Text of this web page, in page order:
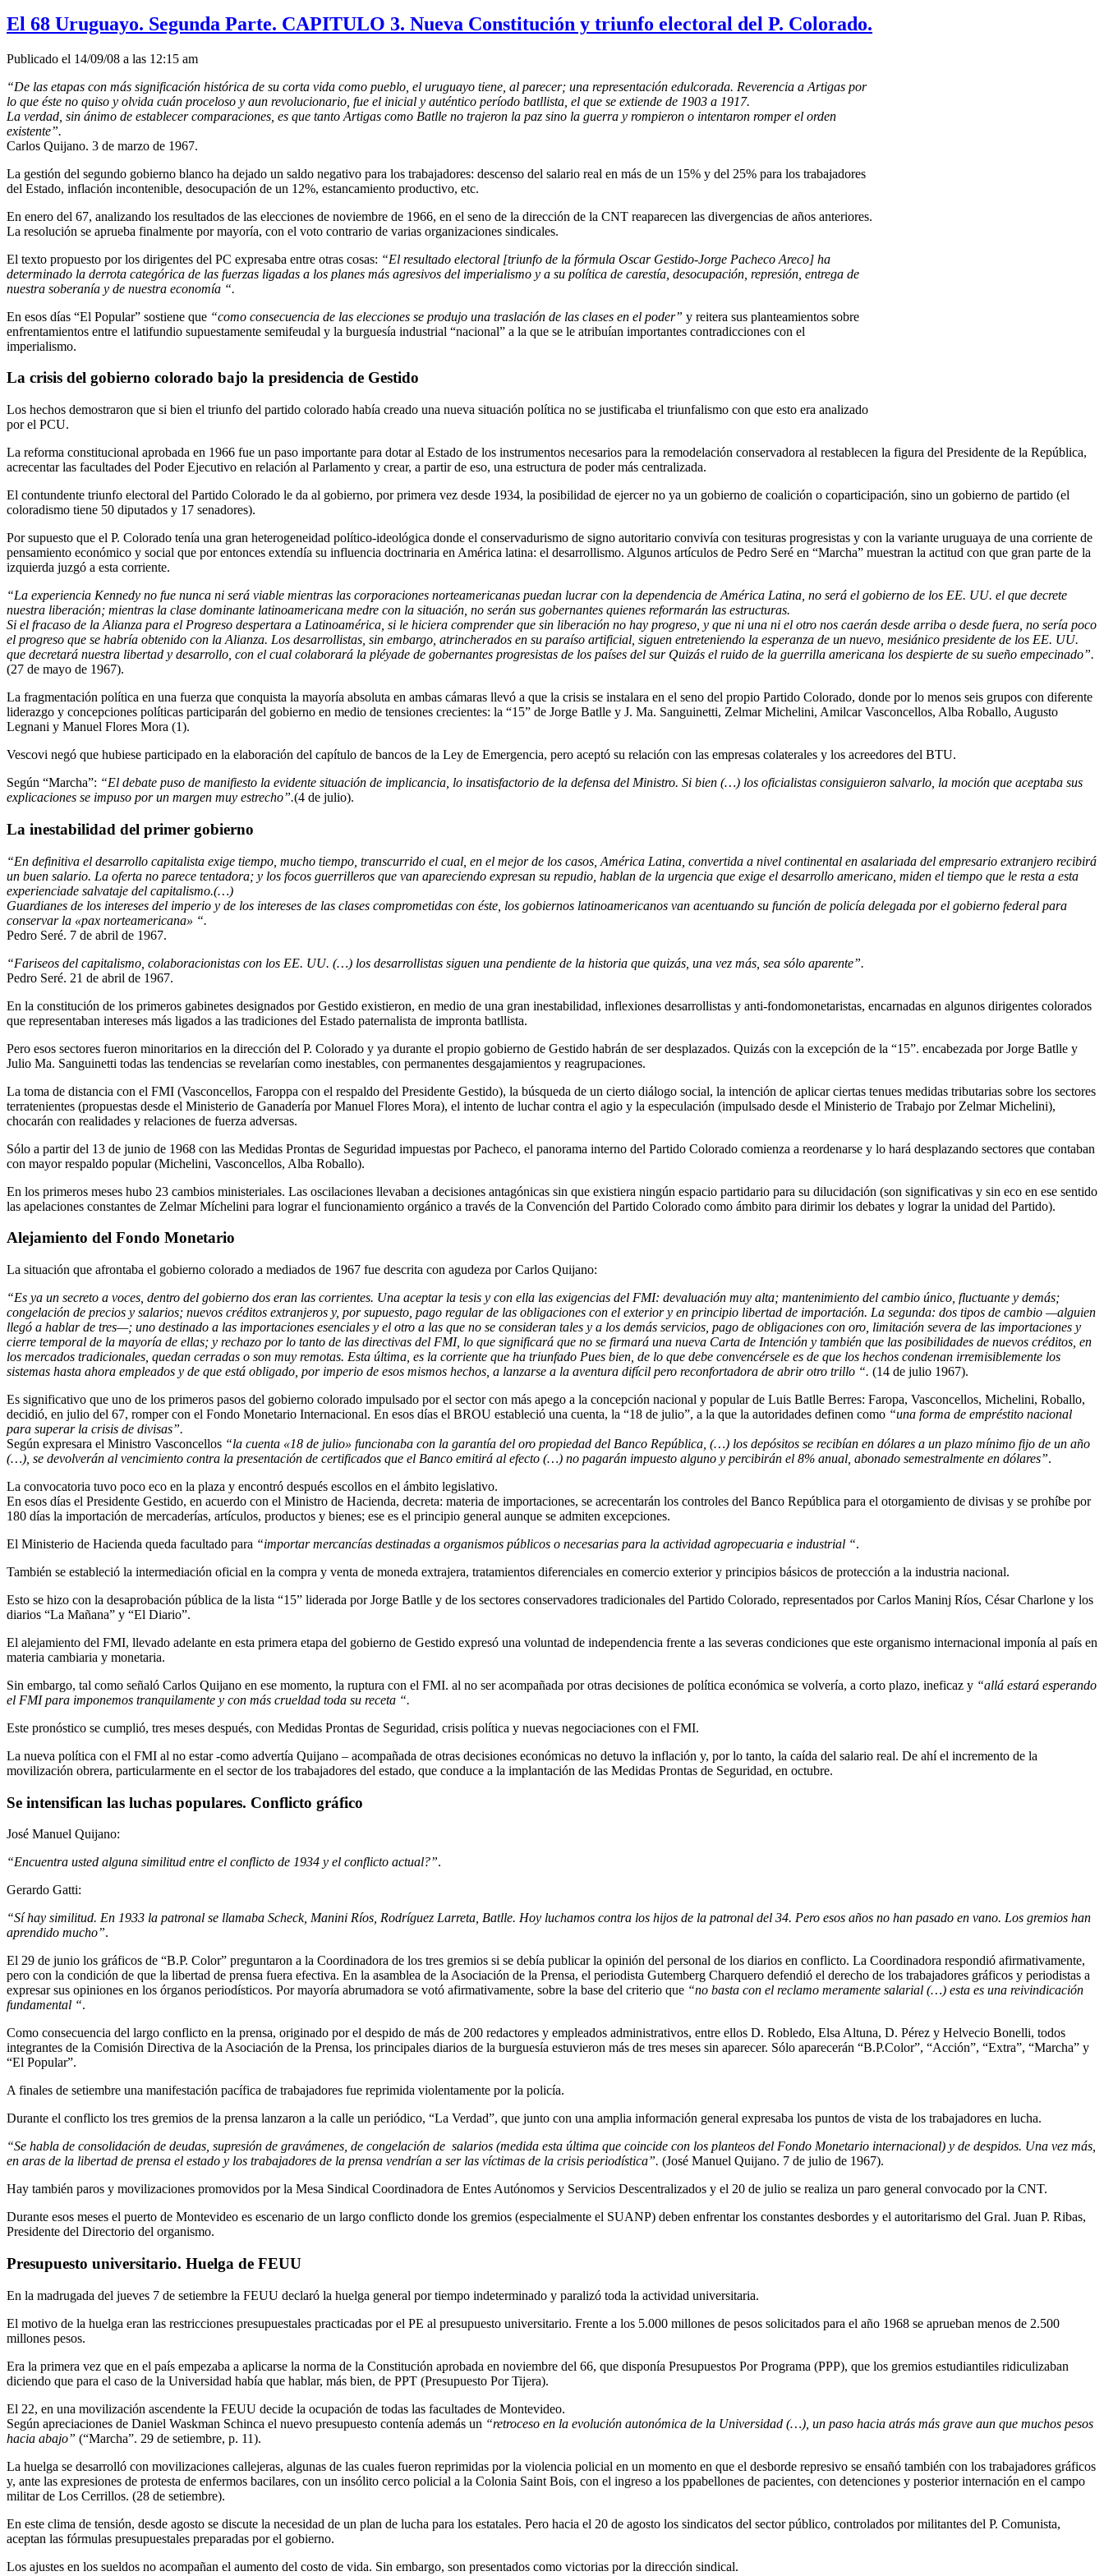
El 68 Uruguayo. Segunda Parte. CAPITULO 3. Nueva Constitución y triunfo electoral del P. Colorado.
Publicado el 14/09/08 a las 12:15 am
“De las etapas con más significación histórica de su corta vida como pueblo, el uruguayo tiene, al parecer; una representación edulcorada. Reverencia a Artigas por
lo que éste no quiso y olvida cuán proceloso y aun revolucionario, fue el inicial y auténtico período batllista, el que se extiende de 1903 a 1917.
La verdad, sin ánimo de establecer comparaciones, es que tanto Artigas como Batlle no trajeron la paz sino la guerra y rompieron o intentaron romper el orden
existente”.
Carlos Quijano. 3 de marzo de 1967.
La gestión del segundo gobierno blanco ha dejado un saldo negativo para los trabajadores: descenso del salario real en más de un 15% y del 25% para los trabajadores
del Estado, inflación incontenible, desocupación de un 12%, estancamiento productivo, etc.
En enero del 67, analizando los resultados de las elecciones de noviembre de 1966, en el seno de la dirección de la CNT reaparecen las divergencias de años anteriores.
La resolución se aprueba finalmente por mayoría, con el voto contrario de varias organizaciones sindicales.
El texto propuesto por los dirigentes del PC expresaba entre otras cosas: “El resultado electoral [triunfo de la fórmula Oscar Gestido-Jorge Pacheco Areco] ha
determinado la derrota categórica de las fuerzas ligadas a los planes más agresivos del imperialismo y a su política de carestía, desocupación, represión, entrega de
nuestra soberanía y de nuestra economía “.
En esos días “El Popular” sostiene que “como consecuencia de las elecciones se produjo una traslación de las clases en el poder” y reitera sus planteamientos sobre
enfrentamientos entre el latifundio supuestamente semifeudal y la burguesía industrial “nacional” a la que se le atribuían importantes contradicciones con el
imperialismo.
La crisis del gobierno colorado bajo la presidencia de Gestido
Los hechos demostraron que si bien el triunfo del partido colorado había creado una nueva situación política no se justificaba el triunfalismo con que esto era analizado
por el PCU.
La reforma constitucional aprobada en 1966 fue un paso importante para dotar al Estado de los instrumentos necesarios para la remodelación conservadora al restablecen la figura del Presidente de la República,
acrecentar las facultades del Poder Ejecutivo en relación al Parlamento y crear, a partir de eso, una estructura de poder más centralizada.
El contundente triunfo electoral del Partido Colorado le da al gobierno, por primera vez desde 1934, la posibilidad de ejercer no ya un gobierno de coalición o coparticipación, sino un gobierno de partido (el
coloradismo tiene 50 diputados y 17 senadores).
Por supuesto que el P. Colorado tenía una gran heterogeneidad político-ideológica donde el conservadurismo de signo autoritario convivía con tesituras progresistas y con la variante uruguaya de una corriente de
pensamiento económico y social que por entonces extendía su influencia doctrinaria en América latina: el desarrollismo. Algunos artículos de Pedro Seré en “Marcha” muestran la actitud con que gran parte de la
izquierda juzgó a esta corriente.
“La experiencia Kennedy no fue nunca ni será viable mientras las corporaciones norteamericanas puedan lucrar con la dependencia de América Latina, no será el gobierno de los EE. UU. el que decrete
nuestra liberación; mientras la clase dominante latinoamericana medre con la situación, no serán sus gobernantes quienes reformarán las estructuras.
Si el fracaso de la Alianza para el Progreso despertara a Latinoamérica, si le hiciera comprender que sin liberación no hay progreso, y que ni una ni el otro nos caerán desde arriba o desde fuera, no sería poco
el progreso que se habría obtenido con la Alianza. Los desarrollistas, sin embargo, atrincherados en su paraíso artificial, siguen entreteniendo la esperanza de un nuevo, mesiánico presidente de los EE. UU.
que decretará nuestra libertad y desarrollo, con el cual colaborará la pléyade de gobernantes progresistas de los países del sur Quizás el ruido de la guerrilla americana los despierte de su sueño empecinado”.
(27 de mayo de 1967).
La fragmentación política en una fuerza que conquista la mayoría absoluta en ambas cámaras llevó a que la crisis se instalara en el seno del propio Partido Colorado, donde por lo menos seis grupos con diferente
liderazgo y concepciones políticas participarán del gobierno en medio de tensiones crecientes: la “15” de Jorge Batlle y J. Ma. Sanguinetti, Zelmar Michelini, Amilcar Vasconcellos, Alba Roballo, Augusto
Legnani y Manuel Flores Mora (1).
Vescovi negó que hubiese participado en la elaboración del capítulo de bancos de la Ley de Emergencia, pero aceptó su relación con las empresas colaterales y los acreedores del BTU.
Según “Marcha”: “El debate puso de manifiesto la evidente situación de implicancia, lo insatisfactorio de la defensa del Ministro. Si bien (…) los oficialistas consiguieron salvarlo, la moción que aceptaba sus
explicaciones se impuso por un margen muy estrecho”.(4 de julio).
La inestabilidad del primer gobierno
“En definitiva el desarrollo capitalista exige tiempo, mucho tiempo, transcurrido el cual, en el mejor de los casos, América Latina, convertida a nivel continental en asalariada del empresario extranjero recibirá
un buen salario. La oferta no parece tentadora; y los focos guerrilleros que van apareciendo expresan su repudio, hablan de la urgencia que exige el desarrollo americano, miden el tiempo que le resta a esta
experienciade salvataje del capitalismo.(…)
Guardianes de los intereses del imperio y de los intereses de las clases comprometidas con éste, los gobiernos latinoamericanos van acentuando su función de policía delegada por el gobierno federal para
conservar la «pax norteamericana» “.
Pedro Seré. 7 de abril de 1967.
“Fariseos del capitalismo, colaboracionistas con los EE. UU. (…) los desarrollistas siguen una pendiente de la historia que quizás, una vez más, sea sólo aparente”.
Pedro Seré. 21 de abril de 1967.
En la constitución de los primeros gabinetes designados por Gestido existieron, en medio de una gran inestabilidad, inflexiones desarrollistas y anti-fondomonetaristas, encarnadas en algunos dirigentes colorados
que representaban intereses más ligados a las tradiciones del Estado paternalista de impronta batllista.
Pero esos sectores fueron minoritarios en la dirección del P. Colorado y ya durante el propio gobierno de Gestido habrán de ser desplazados. Quizás con la excepción de la “15”. encabezada por Jorge Batlle y
Julio Ma. Sanguinetti todas las tendencias se revelarían como inestables, con permanentes desgajamientos y reagrupaciones.
La toma de distancia con el FMI (Vasconcellos, Faroppa con el respaldo del Presidente Gestido), la búsqueda de un cierto diálogo social, la intención de aplicar ciertas tenues medidas tributarias sobre los sectores
terratenientes (propuestas desde el Ministerio de Ganadería por Manuel Flores Mora), el intento de luchar contra el agio y la especulación (impulsado desde el Ministerio de Trabajo por Zelmar Michelini),
chocarán con realidades y relaciones de fuerza adversas.
Sólo a partir del 13 de junio de 1968 con las Medidas Prontas de Seguridad impuestas por Pacheco, el panorama interno del Partido Colorado comienza a reordenarse y lo hará desplazando sectores que contaban
con mayor respaldo popular (Michelini, Vasconcellos, Alba Roballo).
En los primeros meses hubo 23 cambios ministeriales. Las oscilaciones llevaban a decisiones antagónicas sin que existiera ningún espacio partidario para su dilucidación (son significativas y sin eco en ese sentido
las apelaciones constantes de Zelmar Míchelini para lograr el funcionamiento orgánico a través de la Convención del Partido Colorado como ámbito para dirimir los debates y lograr la unidad del Partido).
Alejamiento del Fondo Monetario
La situación que afrontaba el gobierno colorado a mediados de 1967 fue descrita con agudeza por Carlos Quijano:
“Es ya un secreto a voces, dentro del gobierno dos eran las corrientes. Una aceptar la tesis y con ella las exigencias del FMI: devaluación muy alta; mantenimiento del cambio único, fluctuante y demás;
congelación de precios y salarios; nuevos créditos extranjeros y, por supuesto, pago regular de las obligaciones con el exterior y en principio libertad de importación. La segunda: dos tipos de cambio —alguien
llegó a hablar de tres—; uno destinado a las importaciones esenciales y el otro a las que no se consideran tales y a los demás servicios, pago de obligaciones con oro, limitación severa de las importaciones y
cierre temporal de la mayoría de ellas; y rechazo por lo tanto de las directivas del FMI, lo que significará que no se firmará una nueva Carta de Intención y también que las posibilidades de nuevos créditos, en
los mercados tradicionales, quedan cerradas o son muy remotas. Esta última, es la corriente que ha triunfado Pues bien, de lo que debe convencérsele es de que los hechos condenan irremisiblemente los
sistemas hasta ahora empleados y de que está obligado, por imperio de esos mismos hechos, a lanzarse a la aventura difícil pero reconfortadora de abrir otro trillo “. (14 de julio 1967).
Es significativo que uno de los primeros pasos del gobierno colorado impulsado por el sector con más apego a la concepción nacional y popular de Luis Batlle Berres: Faropa, Vasconcellos, Michelini, Roballo,
decidió, en julio del 67, romper con el Fondo Monetario Internacional. En esos días el BROU estableció una cuenta, la “18 de julio”, a la que la autoridades definen como “una forma de empréstito nacional
para superar la crisis de divisas”.
Según expresara el Ministro Vasconcellos “la cuenta «18 de julio» funcionaba con la garantía del oro propiedad del Banco República, (…) los depósitos se recibían en dólares a un plazo mínimo fijo de un año
(…), se devolverán al vencimiento contra la presentación de certificados que el Banco emitirá al efecto (…) no pagarán impuesto alguno y percibirán el 8% anual, abonado semestralmente en dólares”.
La convocatoria tuvo poco eco en la plaza y encontró después escollos en el ámbito legislativo.
En esos días el Presidente Gestido, en acuerdo con el Ministro de Hacienda, decreta: materia de importaciones, se acrecentarán los controles del Banco República para el otorgamiento de divisas y se prohíbe por
180 días la importación de mercaderías, artículos, productos y bienes; ese es el principio general aunque se admiten excepciones.
El Ministerio de Hacienda queda facultado para “importar mercancías destinadas a organismos públicos o necesarias para la actividad agropecuaria e industrial “.
También se estableció la intermediación oficial en la compra y venta de moneda extrajera, tratamientos diferenciales en comercio exterior y principios básicos de protección a la industria nacional.
Esto se hizo con la desaprobación pública de la lista “15” liderada por Jorge Batlle y de los sectores conservadores tradicionales del Partido Colorado, representados por Carlos Maninj Ríos, César Charlone y los
diarios “La Mañana” y “El Diario”.
El alejamiento del FMI, llevado adelante en esta primera etapa del gobierno de Gestido expresó una voluntad de independencia frente a las severas condiciones que este organismo internacional imponía al país en
materia cambiaria y monetaria.
Sin embargo, tal como señaló Carlos Quijano en ese momento, la ruptura con el FMI. al no ser acompañada por otras decisiones de política económica se volvería, a corto plazo, ineficaz y “allá estará esperando
el FMI para imponemos tranquilamente y con más crueldad toda su receta “.
Este pronóstico se cumplió, tres meses después, con Medidas Prontas de Seguridad, crisis política y nuevas negociaciones con el FMI.
La nueva política con el FMI al no estar -como advertía Quijano – acompañada de otras decisiones económicas no detuvo la inflación y, por lo tanto, la caída del salario real. De ahí el incremento de la
movilización obrera, particularmente en el sector de los trabajadores del estado, que conduce a la implantación de las Medidas Prontas de Seguridad, en octubre.
Se intensifican las luchas populares. Conflicto gráfico
José Manuel Quijano:
“Encuentra usted alguna similitud entre el conflicto de 1934 y el conflicto actual?”.
Gerardo Gatti:
“Sí hay similitud. En 1933 la patronal se llamaba Scheck, Manini Ríos, Rodríguez Larreta, Batlle. Hoy luchamos contra los hijos de la patronal del 34. Pero esos años no han pasado en vano. Los gremios han
aprendido mucho”.
El 29 de junio los gráficos de “B.P. Color” preguntaron a la Coordinadora de los tres gremios si se debía publicar la opinión del personal de los diarios en conflicto. La Coordinadora respondió afirmativamente,
pero con la condición de que la libertad de prensa fuera efectiva. En la asamblea de la Asociación de la Prensa, el periodista Gutemberg Charquero defendió el derecho de los trabajadores gráficos y periodistas a
expresar sus opiniones en los órganos periodísticos. Por mayoría abrumadora se votó afirmativamente, sobre la base del criterio que “no basta con el reclamo meramente salarial (…) esta es una reivindicación
fundamental “.
Como consecuencia del largo conflicto en la prensa, originado por el despido de más de 200 redactores y empleados administrativos, entre ellos D. Robledo, Elsa Altuna, D. Pérez y Helvecio Bonelli, todos
integrantes de la Comisión Directiva de la Asociación de la Prensa, los principales diarios de la burguesía estuvieron más de tres meses sin aparecer. Sólo aparecerán “B.P.Color”, “Acción”, “Extra”, “Marcha” y
“El Popular”.
A finales de setiembre una manifestación pacífica de trabajadores fue reprimida violentamente por la policía.
Durante el conflicto los tres gremios de la prensa lanzaron a la calle un periódico, “La Verdad”, que junto con una amplia información general expresaba los puntos de vista de los trabajadores en lucha.
“Se habla de consolidación de deudas, supresión de gravámenes, de congelación de salarios (medida esta última que coincide con los planteos del Fondo Monetario internacional) y de despidos. Una vez más,
en aras de la libertad de prensa el estado y los trabajadores de la prensa vendrían a ser las víctimas de la crisis periodística”. (José Manuel Quijano. 7 de julio de 1967).
Hay también paros y movilizaciones promovidos por la Mesa Sindical Coordinadora de Entes Autónomos y Servicios Descentralizados y el 20 de julio se realiza un paro general convocado por la CNT.
Durante esos meses el puerto de Montevideo es escenario de un largo conflicto donde los gremios (especialmente el SUANP) deben enfrentar los constantes desbordes y el autoritarismo del Gral. Juan P. Ribas,
Presidente del Directorio del organismo.
Presupuesto universitario. Huelga de FEUU
En la madrugada del jueves 7 de setiembre la FEUU declaró la huelga general por tiempo indeterminado y paralizó toda la actividad universitaria.
El motivo de la huelga eran las restricciones presupuestales practicadas por el PE al presupuesto universitario. Frente a los 5.000 millones de pesos solicitados para el año 1968 se aprueban menos de 2.500
millones pesos.
Era la primera vez que en el país empezaba a aplicarse la norma de la Constitución aprobada en noviembre del 66, que disponía Presupuestos Por Programa (PPP), que los gremios estudiantiles ridiculizaban
diciendo que para el caso de la Universidad había que hablar, más bien, de PPT (Presupuesto Por Tijera).
El 22, en una movilización ascendente la FEUU decide la ocupación de todas las facultades de Montevideo.
Según apreciaciones de Daniel Waskman Schinca el nuevo presupuesto contenía además un “retroceso en la evolución autonómica de la Universidad (…), un paso hacia atrás más grave aun que muchos pesos
hacia abajo” (“Marcha”. 29 de setiembre, p. 11).
La huelga se desarrolló con movilizaciones callejeras, algunas de las cuales fueron reprimidas por la violencia policial en un momento en que el desborde represivo se ensañó también con los trabajadores gráficos
y, ante las expresiones de protesta de enfermos bacilares, con un insólito cerco policial a la Colonia Saint Bois, con el ingreso a los ppabellones de pacientes, con detenciones y posterior internación en el campo
militar de Los Cerrillos. (28 de setiembre).
En este clima de tensión, desde agosto se discute la necesidad de un plan de lucha para los estatales. Pero hacia el 20 de agosto los sindicatos del sector público, controlados por militantes del P. Comunista,
aceptan las fórmulas presupuestales preparadas por el gobierno.
Los ajustes en los sueldos no acompañan el aumento del costo de vida. Sin embargo, son presentados como victorias por la dirección sindical.